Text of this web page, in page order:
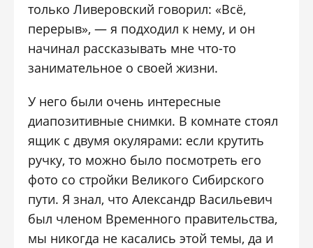
только Ливеровский говорил: «Всё,
перерыв», — я подходил к нему, и он
начинал рассказывать мне что-то
занимательное о своей жизни.
У него были очень интересные
диапозитивные снимки. В комнате стоял
ящик с двумя окулярами: если крутить
ручку, то можно было посмотреть его
фото со стройки Великого Сибирского
пути. Я знал, что Александр Васильевич
был членом Временного правительства,
мы никогда не касались этой темы, да и